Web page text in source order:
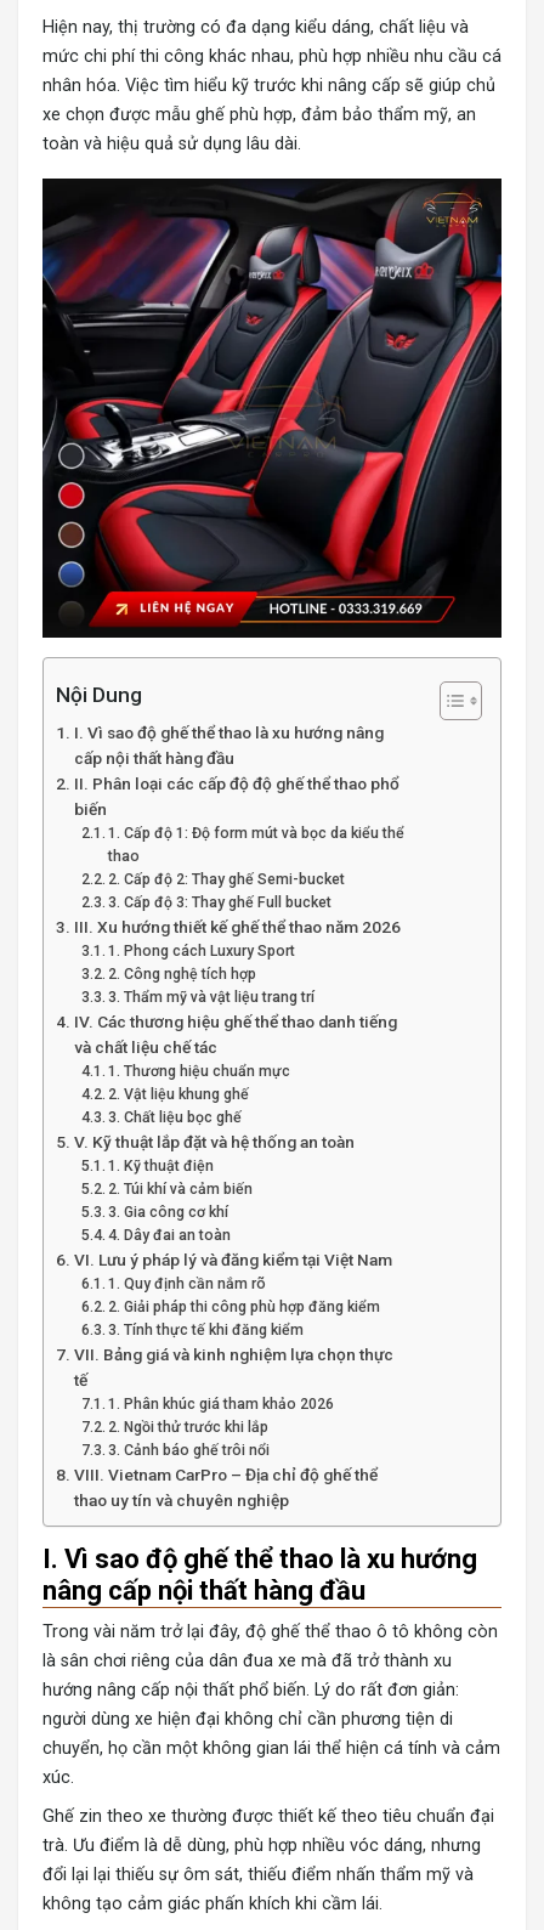
Hiện nay, thị trường có đa dạng kiểu dáng, chất liệu và
mức chi phí thi công khác nhau, phù hợp nhiều nhu cầu cá
nhân hóa. Việc tìm hiểu kỹ trước khi nâng cấp sẽ giúp chủ
xe chọn được mẫu ghế phù hợp, đảm bảo thẩm mỹ, an
toàn và hiệu quả sử dụng lâu dài.
Nội Dung
I. Vì sao độ ghế thể thao là xu hướng nâng
cấp nội thất hàng đầu
II. Phân loại các cấp độ độ ghế thể thao phổ
biến
1. Cấp độ 1: Độ form mút và bọc da kiểu thể
thao
2. Cấp độ 2: Thay ghế Semi-bucket
3. Cấp độ 3: Thay ghế Full bucket
III. Xu hướng thiết kế ghế thể thao năm 2026
1. Phong cách Luxury Sport
2. Công nghệ tích hợp
3. Thẩm mỹ và vật liệu trang trí
IV. Các thương hiệu ghế thể thao danh tiếng
và chất liệu chế tác
1. Thương hiệu chuẩn mực
2. Vật liệu khung ghế
3. Chất liệu bọc ghế
V. Kỹ thuật lắp đặt và hệ thống an toàn
1. Kỹ thuật điện
2. Túi khí và cảm biến
3. Gia công cơ khí
4. Dây đai an toàn
VI. Lưu ý pháp lý và đăng kiểm tại Việt Nam
1. Quy định cần nắm rõ
2. Giải pháp thi công phù hợp đăng kiểm
3. Tính thực tế khi đăng kiểm
VII. Bảng giá và kinh nghiệm lựa chọn thực
tế
1. Phân khúc giá tham khảo 2026
2. Ngồi thử trước khi lắp
3. Cảnh báo ghế trôi nổi
VIII. Vietnam CarPro – Địa chỉ độ ghế thể
thao uy tín và chuyên nghiệp
I. Vì sao độ ghế thể thao là xu hướng
nâng cấp nội thất hàng đầu
Trong vài năm trở lại đây, độ ghế thể thao ô tô không còn
là sân chơi riêng của dân đua xe mà đã trở thành xu
hướng nâng cấp nội thất phổ biến. Lý do rất đơn giản:
người dùng xe hiện đại không chỉ cần phương tiện di
chuyển, họ cần một không gian lái thể hiện cá tính và cảm
xúc.
Ghế zin theo xe thường được thiết kế theo tiêu chuẩn đại
trà. Ưu điểm là dễ dùng, phù hợp nhiều vóc dáng, nhưng
đổi lại lại thiếu sự ôm sát, thiếu điểm nhấn thẩm mỹ và
không tạo cảm giác phấn khích khi cầm lái.